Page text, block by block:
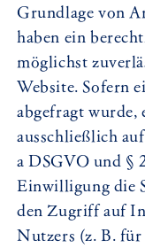
Grundlage von
haben ein
möglichst
Website. Sofern
abgefragt
ausschließlich
a DSGVO und §
Einwilligung die
den Zugriff auf
Nutzers (z. B.